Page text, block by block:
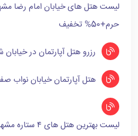
لیست هتل های خیابان امام رضا
حرم+50% تخفیف
رزرو هتل آپارتمان در خیابان
هتل آپارتمان خیابان نواب
لیست بهترین